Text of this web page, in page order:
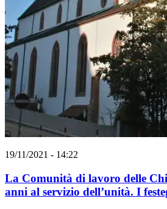
19/11/2021 - 14:22
La Comunità di lavoro delle
anni al servizio dell’unità. I